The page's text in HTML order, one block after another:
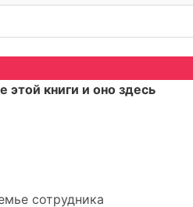
книги и оно здесь
сотрудника